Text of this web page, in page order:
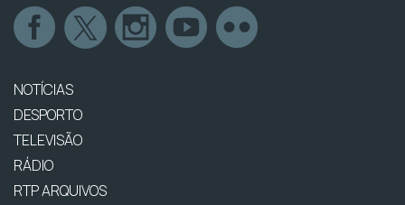
NOTÍCIAS
DESPORTO
TELEVISÃO
RÁDIO
RTP ARQUIVOS